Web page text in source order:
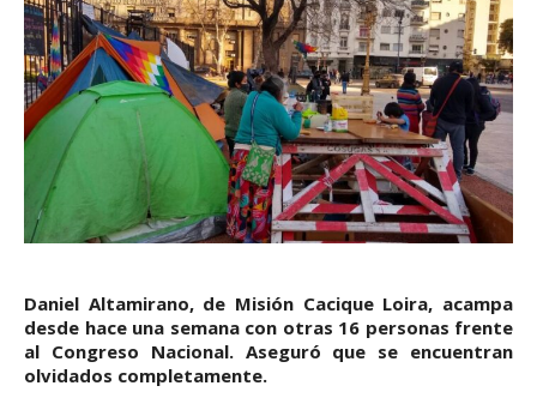
Daniel Altamirano, de Misión Cacique Loira, acampa
desde hace una semana con otras 16 personas frente
al Congreso Nacional. Aseguró que se encuentran
olvidados completamente.